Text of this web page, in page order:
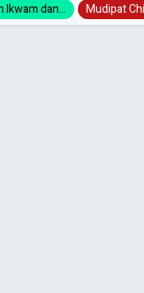
Ikwam dan... Mudipat